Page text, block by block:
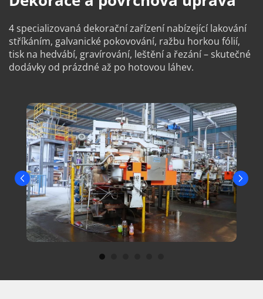
4 specializovaná dekorační zařízení nabízející lakování
stříkáním, galvanické pokovování, ražbu horkou fólií,
tisk na hedvábí, gravírování, leštění a řezání – skutečné
dodávky od prázdné až po hotovou láhev.